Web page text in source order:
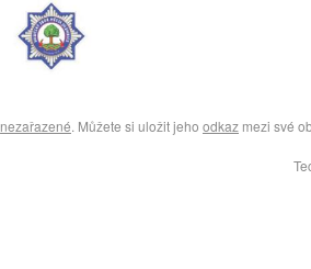
nezařazené. Můžete si uložit jeho odkaz mezi své